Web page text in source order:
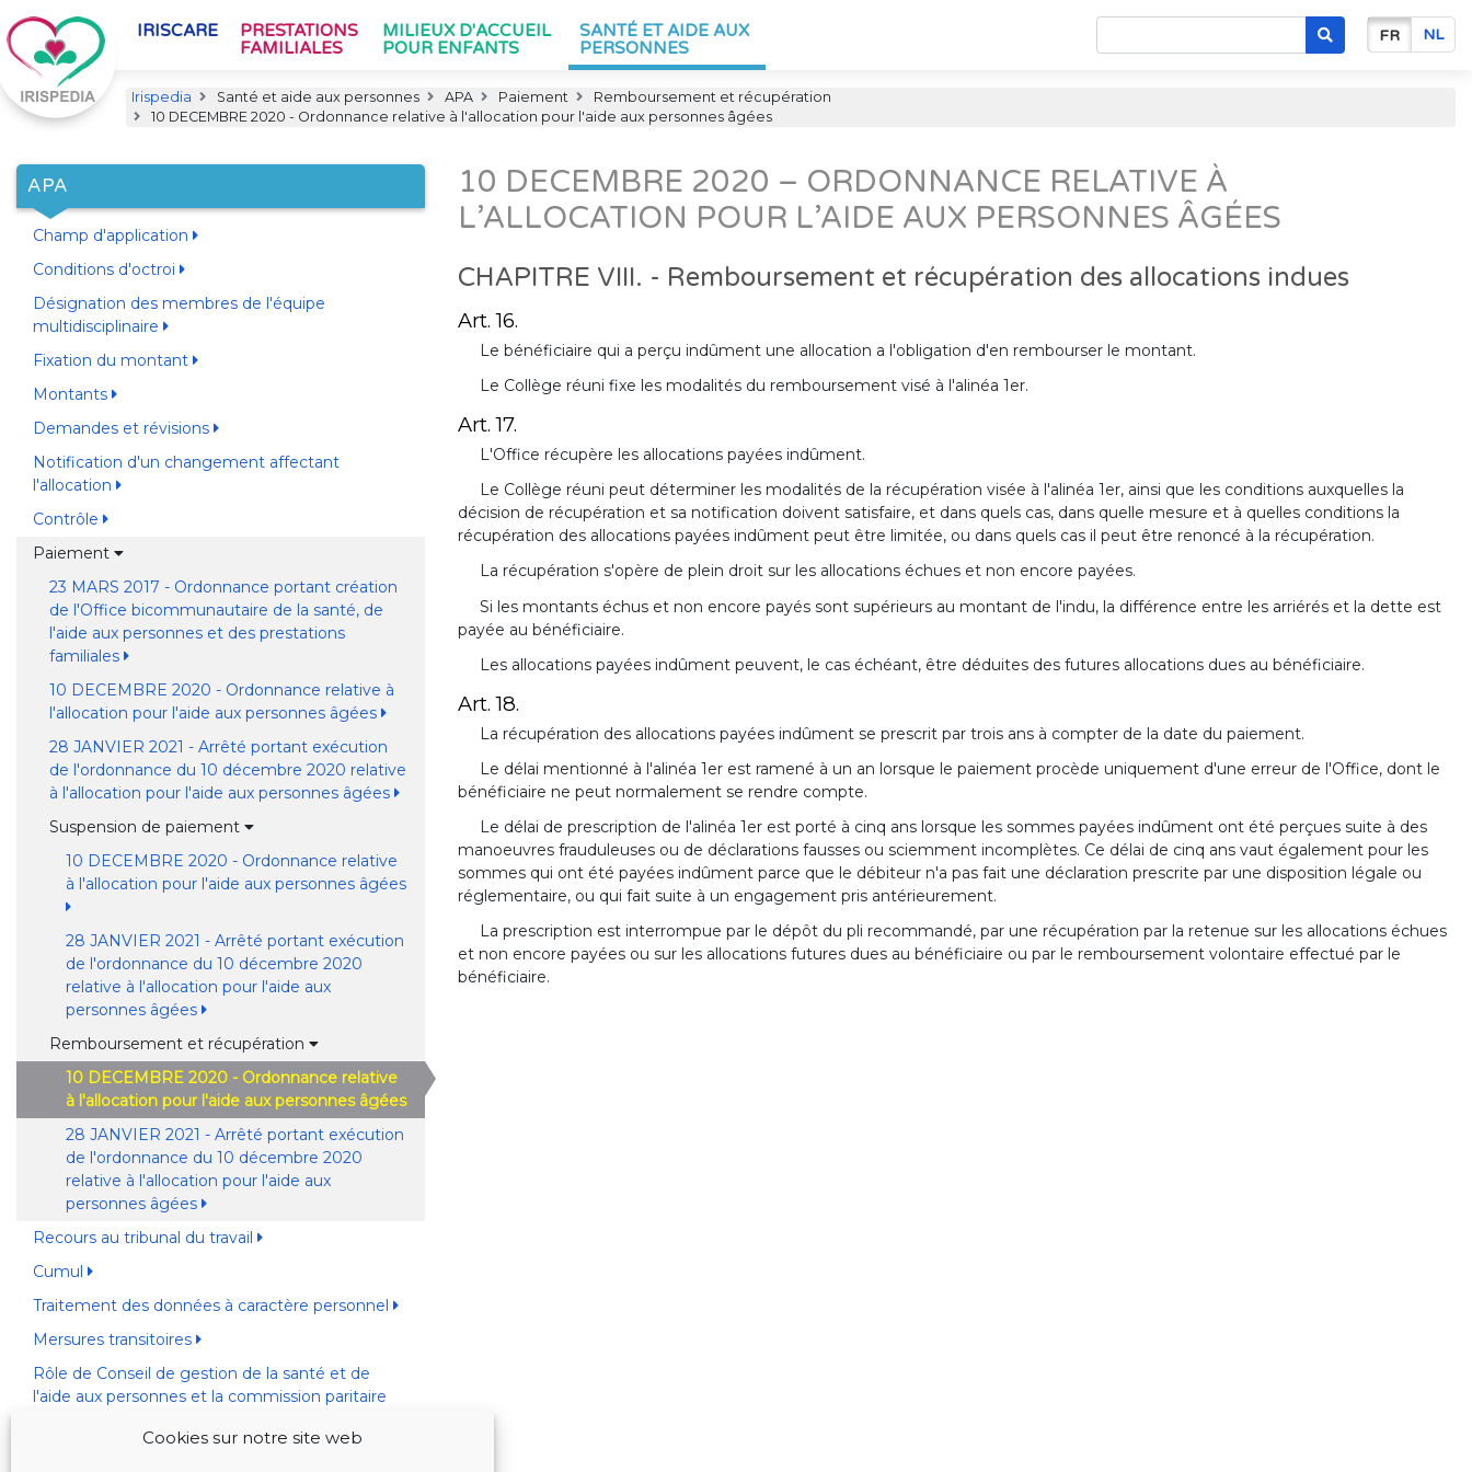
Cookies sur notre site web
IRISCARE
PRESTATIONS
FAMILIALES
MILIEUX D'ACCUEIL
POUR ENFANTS
SANTÉ ET AIDE AUX
PERSONNES
FR NL
Irispedia Santé et aide aux personnes APA Paiement
Remboursement et récupération
10 DECEMBRE 2020 - Ordonnance relative à l'allocation pour l'aide aux personnes âgées
APA
Champ d'application
Conditions d'octroi
Désignation des membres de l'équipe
multidisciplinaire
Fixation du montant
Montants
Demandes et révisions
Notification d'un changement affectant
l'allocation
Contrôle
Paiement
23 MARS 2017 - Ordonnance portant création
de l'Office bicommunautaire de la santé, de
l'aide aux personnes et des prestations
familiales
10 DECEMBRE 2020 - Ordonnance relative à
l'allocation pour l'aide aux personnes âgées
28 JANVIER 2021 - Arrêté portant exécution
de l'ordonnance du 10 décembre 2020 relative
à l'allocation pour l'aide aux personnes âgées
Suspension de paiement
10 DECEMBRE 2020 - Ordonnance relative
à l'allocation pour l'aide aux personnes âgées
28 JANVIER 2021 - Arrêté portant exécution
de l'ordonnance du 10 décembre 2020
relative à l'allocation pour l'aide aux
personnes âgées
Remboursement et récupération
10 DECEMBRE 2020 - Ordonnance relative
à l'allocation pour l'aide aux personnes âgées
28 JANVIER 2021 - Arrêté portant exécution
de l'ordonnance du 10 décembre 2020
relative à l'allocation pour l'aide aux
personnes âgées
Recours au tribunal du travail
Cumul
Traitement des données à caractère personnel
Mersures transitoires
Rôle de Conseil de gestion de la santé et de
l'aide aux personnes et la commission paritaire
10 DECEMBRE 2020 – ORDONNANCE RELATIVE À
L’ALLOCATION POUR L’AIDE AUX PERSONNES ÂGÉES
CHAPITRE VIII. - Remboursement et récupération des allocations indues
Art. 16.
Le bénéficiaire qui a perçu indûment une allocation a l'obligation d'en rembourser le montant.
Le Collège réuni fixe les modalités du remboursement visé à l'alinéa 1er.
Art. 17.
L'Office récupère les allocations payées indûment.
Le Collège réuni peut déterminer les modalités de la récupération visée à l'alinéa 1er, ainsi que les conditions auxquelles la
décision de récupération et sa notification doivent satisfaire, et dans quels cas, dans quelle mesure et à quelles conditions la
récupération des allocations payées indûment peut être limitée, ou dans quels cas il peut être renoncé à la récupération.
La récupération s'opère de plein droit sur les allocations échues et non encore payées.
Si les montants échus et non encore payés sont supérieurs au montant de l'indu, la différence entre les arriérés et la dette est
payée au bénéficiaire.
Les allocations payées indûment peuvent, le cas échéant, être déduites des futures allocations dues au bénéficiaire.
Art. 18.
La récupération des allocations payées indûment se prescrit par trois ans à compter de la date du paiement.
Le délai mentionné à l'alinéa 1er est ramené à un an lorsque le paiement procède uniquement d'une erreur de l'Office, dont le
bénéficiaire ne peut normalement se rendre compte.
Le délai de prescription de l'alinéa 1er est porté à cinq ans lorsque les sommes payées indûment ont été perçues suite à des
manoeuvres frauduleuses ou de déclarations fausses ou sciemment incomplètes. Ce délai de cinq ans vaut également pour les
sommes qui ont été payées indûment parce que le débiteur n'a pas fait une déclaration prescrite par une disposition légale ou
réglementaire, ou qui fait suite à un engagement pris antérieurement.
La prescription est interrompue par le dépôt du pli recommandé, par une récupération par la retenue sur les allocations échues
et non encore payées ou sur les allocations futures dues au bénéficiaire ou par le remboursement volontaire effectué par le
bénéficiaire.